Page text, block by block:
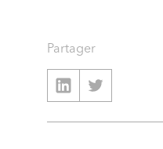
Partager